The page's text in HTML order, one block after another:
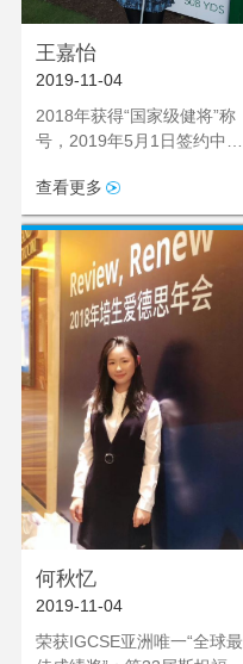
王嘉怡
2019-11-04
2018年获得“国家级健将”称
号，2019年5月1日签约中国
成为2020年东京奥运会后备
力量
查看更多
何秋忆
2019-11-04
荣获IGCSE亚洲唯一“全球最